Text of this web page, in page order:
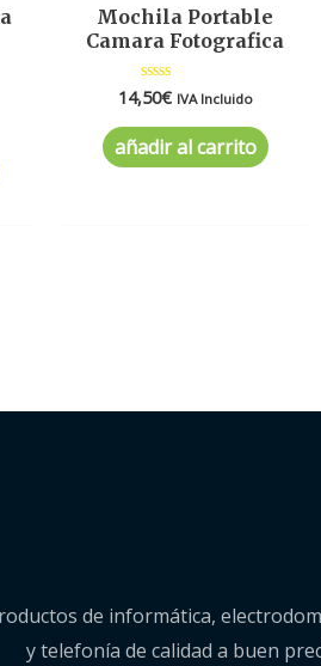
Mochila Portable
Camara Fotografica
Valorado
en
0
de
5
14,50€ IVA Incluido
añadir al carrito
de informática,
y telefonía de calidad a buen